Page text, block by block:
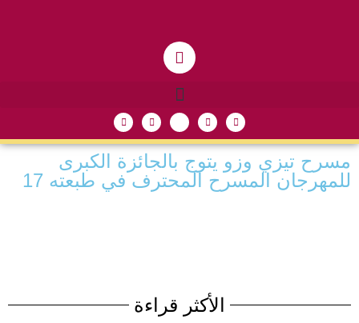
مسرح تيزي وزو يتوج بالجائزة الكبرى
للمهرجان المسرح المحترف في طبعته 17
الأكثر قراءة